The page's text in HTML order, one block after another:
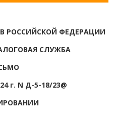
РОССИЙСКОЙ ФЕДЕРАЦИИ
СЛУЖБА
г. N Д-5-18/23@